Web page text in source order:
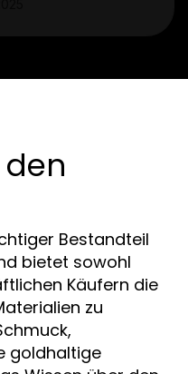
Bestandteil
bietet sowohl
Käufern die
zu
goldhaltige